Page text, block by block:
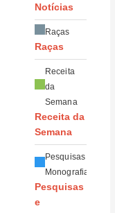
Notícias
Raças
Raças
Receita
da
Semana
Receita da
Semana
Pesquisas e
Monografias
Pesquisas
e